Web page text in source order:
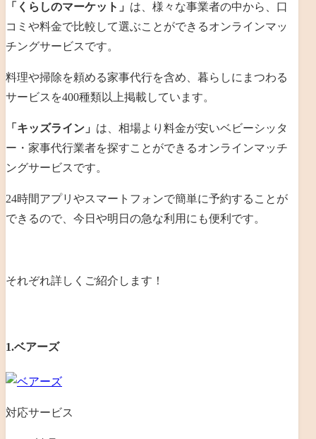
「くらしのマーケット」 は、 様々な事業者の中から、口
コミや料金で比較して選ぶことができるオンラインマッ
チングサービスです。
料理や掃除を頼める家事代行を含め、暮らしにまつわる
サービスを400種類以上掲載しています。
「キッズライン」 は、相場より料金が安いベビーシッタ
ー・家事代行業者を探すことができるオンラインマッチ
ングサービスです。
24時間アプリやスマートフォンで簡単に予約することが
できるので、今日や明日の急な利用にも便利です。
それぞれ詳しくご紹介します！
1.ベアーズ
対応サービス